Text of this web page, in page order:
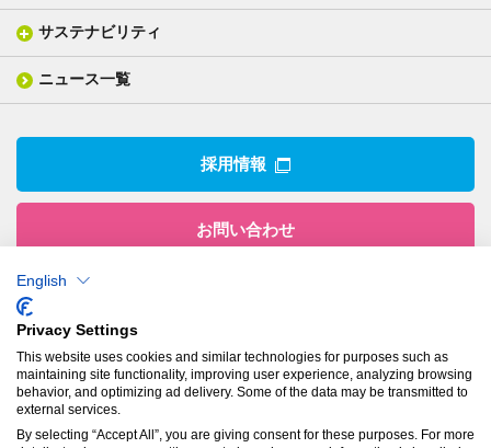
一般塗工製品
産業用構造材料
塗る
技術用語集
技術・製品情報トップ
分析ニュース
事業所
関係企業
IR情報トップ
IRニュース
サステナビリティ
サステナビリティ・マネジメント
社会との関わり
ニュース一覧
採用情報
お問い合わせ
株式会社有沢製作所
本社
〒943-8610
新潟県上越市南本町1丁目5番5号
TEL：025-524-5121／FAX：025-524-1117
English
Privacy Settings
This website uses cookies and similar technologies for purposes such as
maintaining site functionality, improving user experience, analyzing browsing
behavior, and optimizing ad delivery. Some of the data may be transmitted to
external services.
By selecting “Accept All”, you are giving consent for these purposes. For more